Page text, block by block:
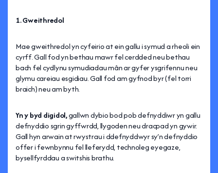
1. Gweithredol
Mae gweithredol yn cyfeirio at ein gallu i symud a rheoli ein
cyrff. Gall fod yn bethau mawr fel cerdded neu bethau
bach fel cydlynu symudiadau mân ar gyfer ysgrifennu neu
glymu careiau esgidiau. Gall fod am gyfnod byr (fel torri
braich) neu am byth.
Yn y byd digidol,gallwn dybio bod pob defnyddiwr yn gallu
defnyddio sgrin gyffwrdd, llygoden neu dracpad yn gywir.
Gall hyn arwain at rwystrau i ddefnyddwyr sy’n defnyddio
offer i fewnbynnu fel lleferydd, technoleg eyegaze,
bysellfyrddau a switshis brathu.